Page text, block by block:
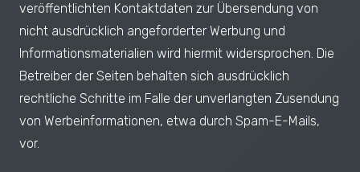
veröffentlichten Kontaktdaten zur Übersendung von
nicht ausdrücklich angeforderter Werbung und
Informationsmaterialien wird hiermit widersprochen. Die
Betreiber der Seiten behalten sich ausdrücklich
rechtliche Schritte im Falle der unverlangten Zusendung
von Werbeinformationen, etwa durch Spam-E-Mails,
vor.